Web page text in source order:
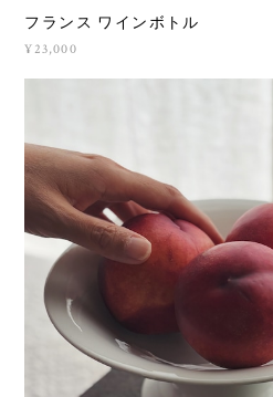
フランス ワインボトル
¥23,000